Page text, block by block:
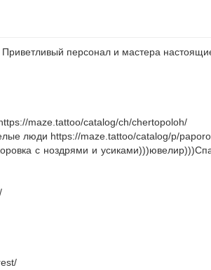
персонал и мастера
maze.tattoo/catalog/ch/chertopoloh/
люди https://maze.tattoo/catalog/p/
с ноздрями и